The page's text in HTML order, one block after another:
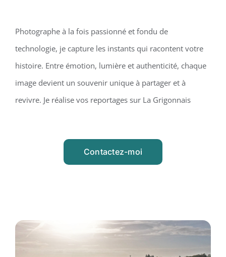
Photographe à la fois passionné et fondu de
technologie, je capture les instants qui racontent votre
histoire. Entre émotion, lumière et authenticité, chaque
image devient un souvenir unique à partager et à
revivre. Je réalise vos reportages sur La Grigonnais
Contactez-moi